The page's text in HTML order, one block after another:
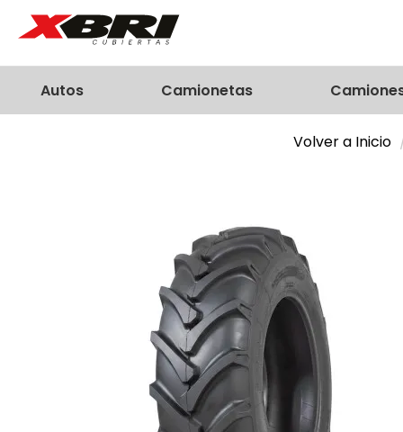
Autos Camionetas
Volver a Inicio